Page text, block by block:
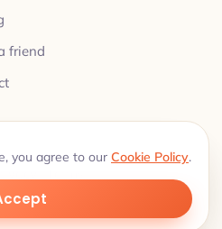
friend
at a time.
you agree to our Cookie Policy.